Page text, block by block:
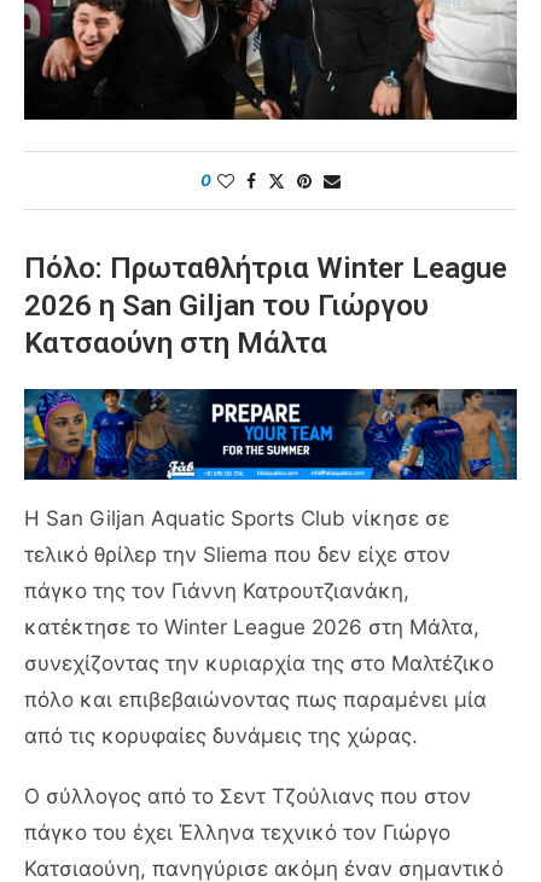
0
Πόλο: Πρωταθλήτρια Winter League
2026 η San Giljan του Γιώργου
Κατσαούνη στη Μάλτα
Η San Giljan Aquatic Sports Club νίκησε σε
τελικό θρίλερ την Sliema που δεν είχε στον
πάγκο της τον Γιάννη Κατρουτζιανάκη,
κατέκτησε το Winter League 2026 στη Μάλτα,
συνεχίζοντας την κυριαρχία της στο Μαλτέζικο
πόλο και επιβεβαιώνοντας πως παραμένει μία
από τις κορυφαίες δυνάμεις της χώρας.
Ο σύλλογος από το Σεντ Τζούλιανς που στον
πάγκο του έχει Έλληνα τεχνικό τον Γιώργο
Κατσιαούνη, πανηγύρισε ακόμη έναν σημαντικό